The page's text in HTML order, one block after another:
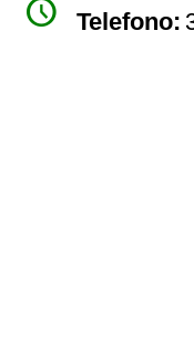
watch_later Telefono: